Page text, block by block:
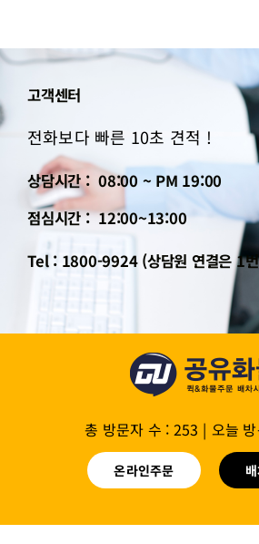
고객센터
전화보다 빠른 10초 견적 !
상담시간 : 08:00 ~ PM 19:00
점심시간 : 12:00~13:00
Tel : 1800-9924 (상담원 연결은 1
총 방문자 수 : 253 | 오늘
온라인주문